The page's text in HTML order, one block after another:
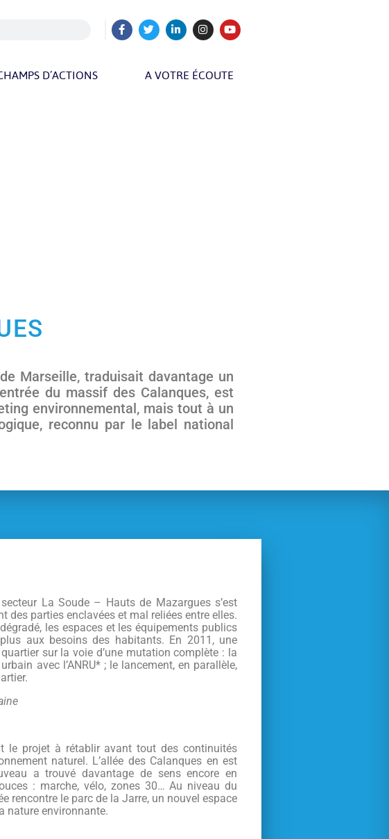
D’ACTIONS A VOTRE ÉCOUTE
Marseille, traduisait davantage un
du massif des Calanques, est
environnemental, mais tout à un
reconnu par le label national
La Soude – Hauts de Mazargues s’est
des parties enclavées et mal reliées entre elles.
les espaces et les équipements publics
aux besoins des habitants. En 2011, une
sur la voie d’une mutation complète : la
avec l’ANRU* ; le lancement, en parallèle,
.
le projet à rétablir avant tout des continuités
naturel. L’allée des Calanques en est
a trouvé davantage de sens encore en
: marche, vélo, zones 30… Au niveau du
rencontre le parc de la Jarre, un nouvel espace
nature environnante.